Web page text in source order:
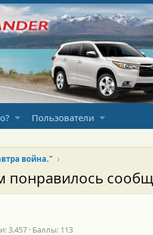
Пользователи
война."
понравилось
3.457 Баллы 113